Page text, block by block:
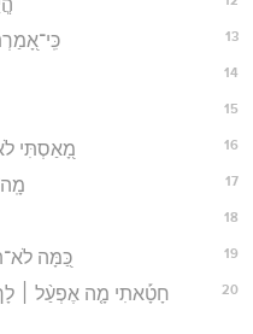
13
14
15
16 מָ֭אַסְתִּי
17
18
19 כַּ֭מָּה
20
חָטָ֡אתִי מָ֤ה אֶפְעַ֨ל ׀